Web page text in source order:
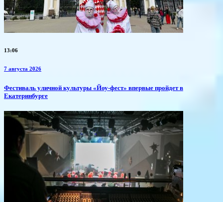
13:06
7 августа 2026
​Фестиваль уличной культуры «Йоу-фест» впервые пройдет в
Екатеринбурге